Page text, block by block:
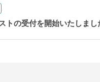
トの受付を開始いたしまし